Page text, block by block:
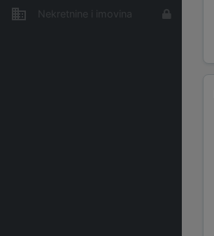
Nekretnine i imovina